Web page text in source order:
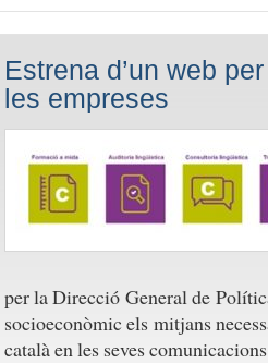
Estrena d’un web
les empreses
per la Direcció General de
socioeconòmic els mitjans
català en les seves